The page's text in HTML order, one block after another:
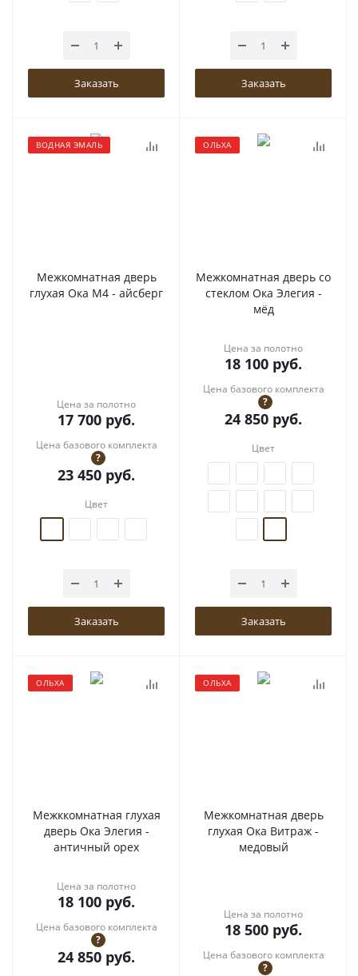
Заказать Заказать
ВОДНАЯ ЭМАЛЬ
Межкомнатная дверь
глухая Ока М4 - айсберг
Цена за полотно
17 700 руб.
Цена базового комплекта
?
23 450 руб.
Цвет
Заказать
ОЛЬХА
Межкомнатная дверь со
стеклом Ока Элегия -
мёд
Цена за полотно
18 100 руб.
Цена базового комплекта
?
24 850 руб.
Цвет
Заказать
ОЛЬХА
Межккомнатная глухая
дверь Ока Элегия -
античный орех
Цена за полотно
18 100 руб.
Цена базового комплекта
?
24 850 руб.
ОЛЬХА
Межкомнатная дверь
глухая Ока Витраж -
медовый
Цена за полотно
18 500 руб.
Цена базового комплекта
?